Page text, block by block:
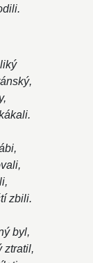
zbili.
byl,
ztratil,